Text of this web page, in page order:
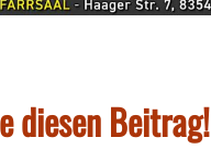
diesen Beitrag!